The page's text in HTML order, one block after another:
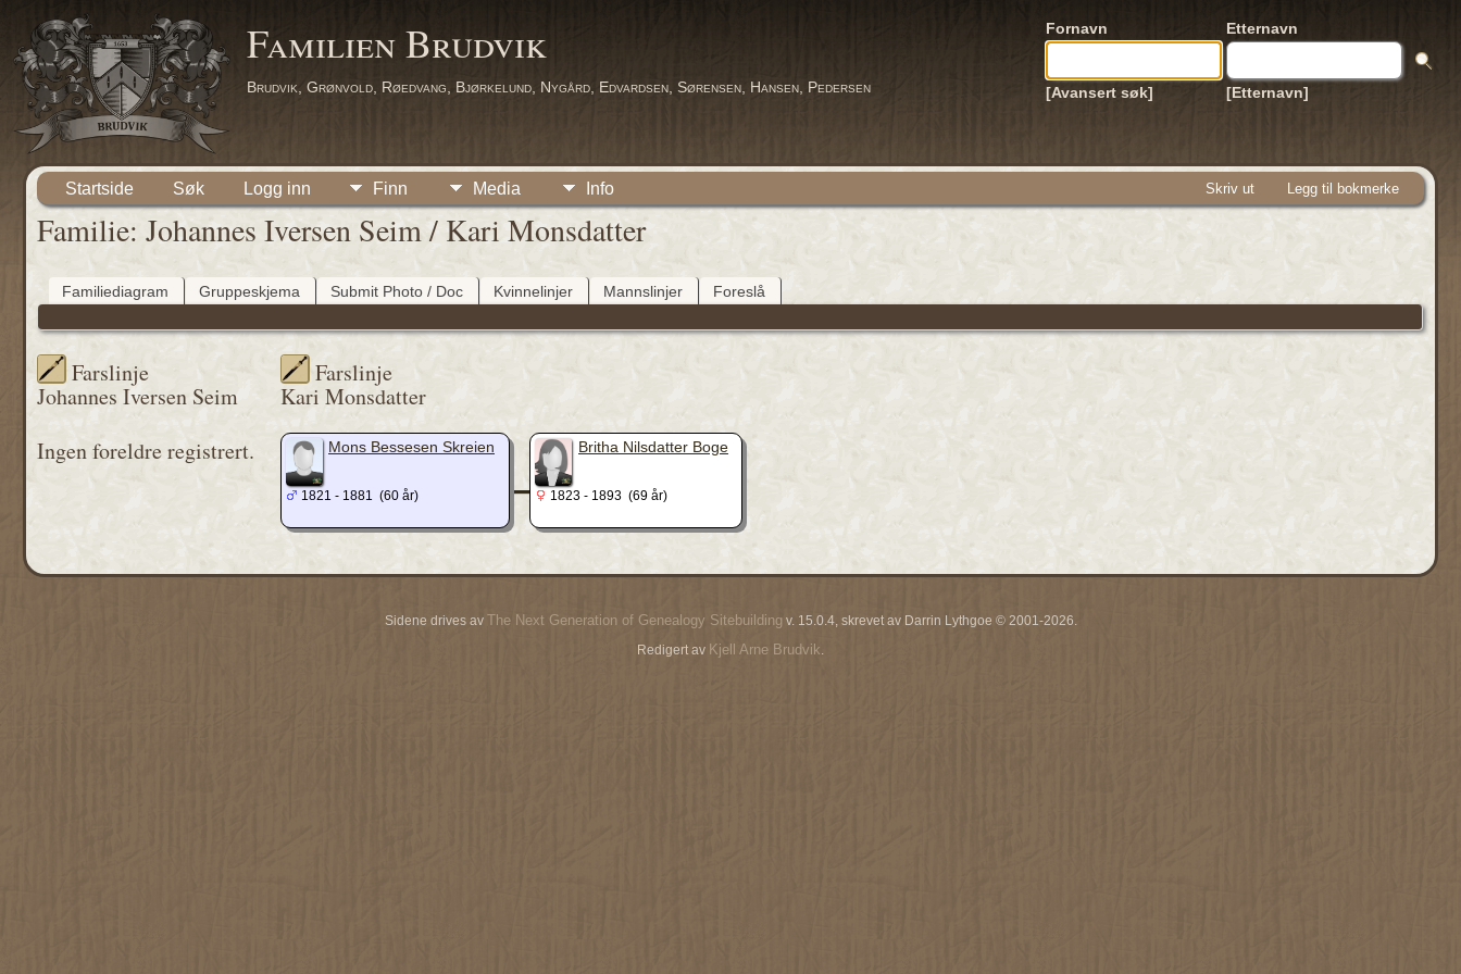
Familien Brudvik
Brudvik, Grønvold, Røedvang, Bjørkelund, Nygård, Edvardsen, Sørensen, Hansen, Pedersen
Fornavn Etternavn
[Avansert søk] [Etternavn]
Startside Søk Logg inn Finn Media Info Skriv ut Legg til bokmerke
Familie: Johannes Iversen Seim / Kari Monsdatter
Familiediagram Gruppeskjema Submit Photo / Doc Kvinnelinjer Mannslinjer Foreslå
Farslinje
Johannes Iversen Seim
Ingen foreldre registrert.
Farslinje
Kari Monsdatter
Mons Bessesen Skreien
1821 - 1881 (60 år)
_ Britha Nilsdatter Boge
1823 - 1893 (69 år)
Sidene drives av The Next Generation of Genealogy Sitebuilding v. 15.0.4, skrevet av Darrin Lythgoe © 2001-2026.
Redigert av Kjell Arne Brudvik